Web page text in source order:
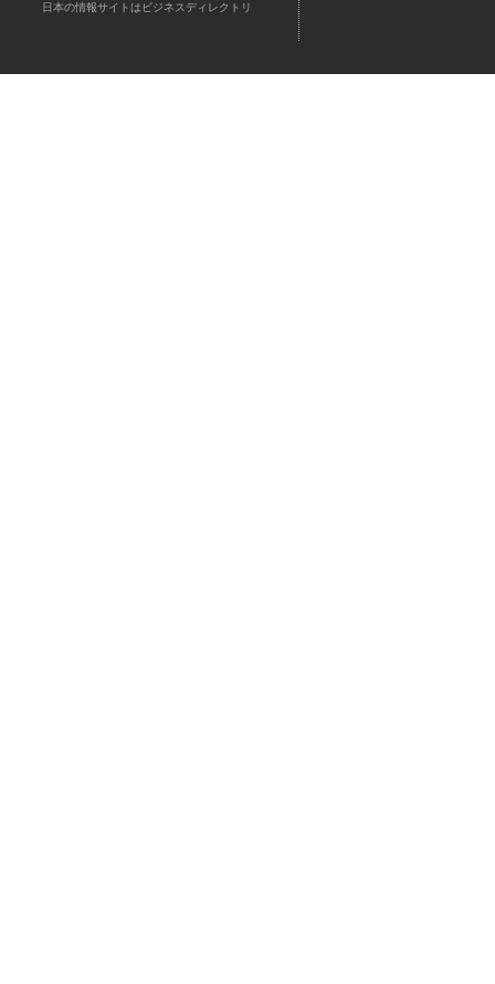
日本の情報サイトはビジネスディレクトリ